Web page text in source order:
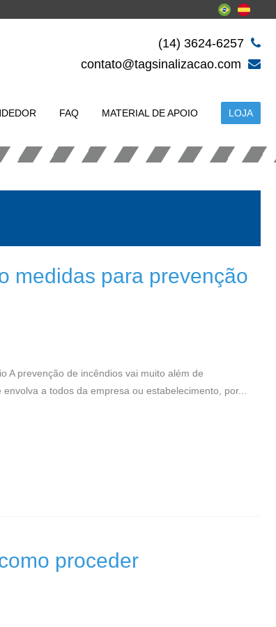
(14) 3624-6257
contato@tagsinalizacao.com
FAQ MATERIAL DE APOIO LOJA
medidas para prevenção
A prevenção de incêndios vai muito além de
a todos da empresa ou estabelecimento, por...
proceder